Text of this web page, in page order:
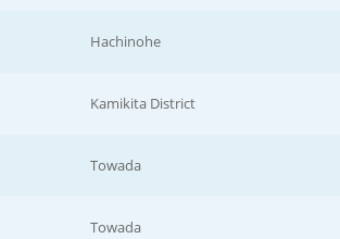
Hachinohe
Kamikita District
Towada
Towada